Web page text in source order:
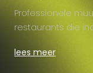
Professionele
restaurants die
lees meer